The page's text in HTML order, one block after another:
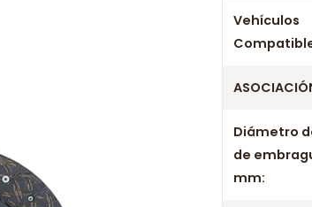
Vehículos
Diámetro
de
mm: